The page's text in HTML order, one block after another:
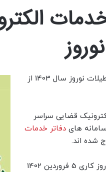
سراسر کشور در تعطیلات نوروز سال 1403 از
قضایی سراسر
های دفاتر خدمات
شده اند.
مدت این قطعی از پایان روز کاری 28 اسفند 1402 لغایت ابتدای روز کاری 5 فروردین 1402